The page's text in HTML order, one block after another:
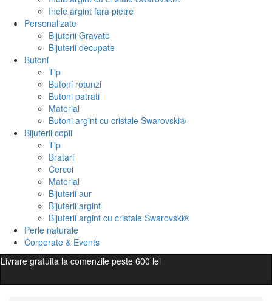
Inele argint fara pietre
Personalizate
Bijuterii Gravate
Bijuterii decupate
Butoni
Tip
Butoni rotunzi
Butoni patrati
Material
Butoni argint cu cristale Swarovski®
Bijuterii copii
Tip
Bratari
Cercei
Material
Bijuterii aur
Bijuterii argint
Bijuterii argint cu cristale Swarovski®
Perle naturale
Corporate & Events
Livrare gratuita la comenzile peste 600 lei